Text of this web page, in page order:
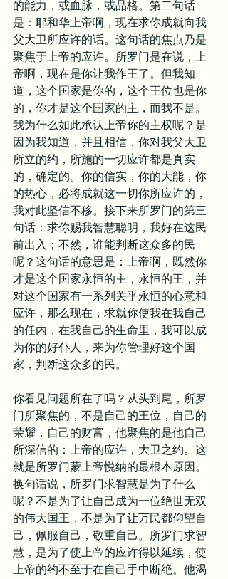
的能力，或血脉，或品格。第二句话
是：耶和华上帝啊，现在求你成就向我
父大卫所应许的话。这句话的焦点乃是
聚焦于上帝的应许。所罗门是在说，上
帝啊，现在是你让我作王了。但我知
道，这个国家是你的，这个王位也是你
的，你才是这个国家的主，而我不是。
我为什么如此承认上帝你的主权呢？是
因为我知道，并且相信，你对我父大卫
所立的约，所施的一切应许都是真实
的，确定的。你的信实，你的大能，你
的热心，必将成就这一切你所应许的，
我对此坚信不移。接下来所罗门的第三
句话：求你赐我智慧聪明，我好在这民
前出入；不然，谁能判断这众多的民
呢？这句话的意思是：上帝啊，既然你
才是这个国家永恒的主，永恒的王，并
对这个国家有一系列关乎永恒的心意和
应许，那么现在，求就你使我在我自己
的任内，在我自己的生命里，我可以成
为你的好仆人，来为你管理好这个国
家，判断这众多的民。
你看见问题所在了吗？从头到尾，所罗
门所聚焦的，不是自己的王位，自己的
荣耀，自己的财富，他聚焦的是他自己
所深信的：上帝的应许，大卫之约。这
就是所罗门蒙上帝悦纳的最根本原因。
换句话说，所罗门求智慧是为了什么
呢？不是为了让自己成为一位绝世无双
的伟大国王，不是为了让万民都仰望自
己，佩服自己，敬重自己。所罗门求智
慧，是为了使上帝的应许得以延续，使
上帝的约不至于在自己手中断绝。他渴